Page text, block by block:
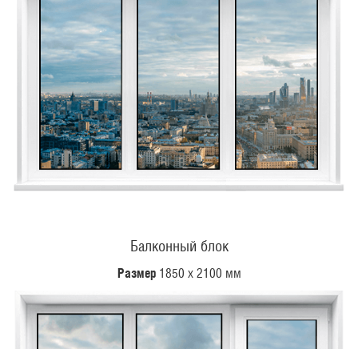
Балконный блок
Размер1850 х 2100 мм